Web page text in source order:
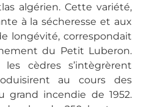
algérien. Cette variété,
à la sécheresse et aux
longévité, correspondait
du Petit Luberon.
cèdres s’intègrèrent
au cours des
grand incendie de 1952.